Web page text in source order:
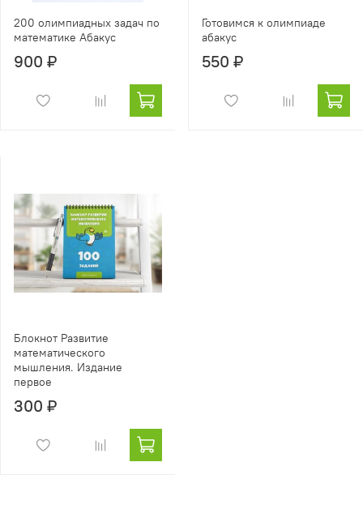
200 олимпиадных задач по
математике Абакус
900 ₽
Готовимся к олимпиаде
абакус
550 ₽
Блокнот Развитие
математического
мышления. Издание
первое
300 ₽